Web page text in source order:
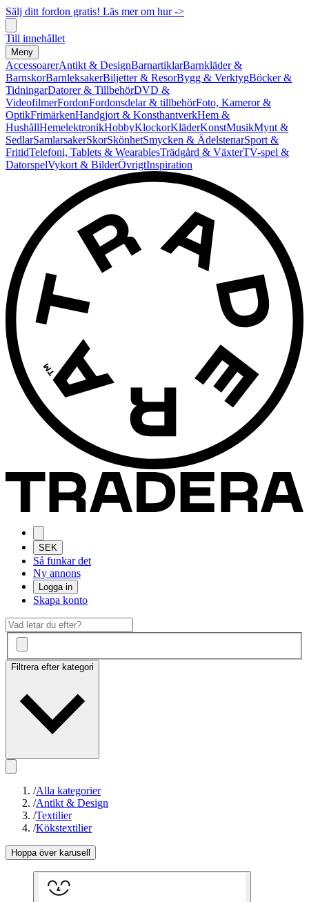
Sälj ditt fordon gratis! Läs mer om hur ->
Till innehållet
Meny
AccessoarerAntikt & DesignBarnartiklarBarnkläder &
BarnskorBarnleksakerBiljetter & ResorBygg & VerktygBöcker &
TidningarDatorer & TillbehörDVD &
VideofilmerFordonFordonsdelar & tillbehörFoto, Kameror &
OptikFrimärkenHandgjort & KonsthantverkHem &
HushållHemelektronikHobbyKlockorKläderKonstMusikMynt &
SedlarSamlarsakerSkorSkönhetSmycken & ÄdelstenarSport &
FritidTelefoni, Tablets & WearablesTrädgård & VäxterTV-spel &
DatorspelVykort & BilderÖvrigtInspiration
SEK
Så funkar det
Ny annons
Logga in
Skapa konto
Filtrera efter kategori
/Alla kategorier
/Antikt & Design
/Textilier
/Kökstextilier
Hoppa över karusell